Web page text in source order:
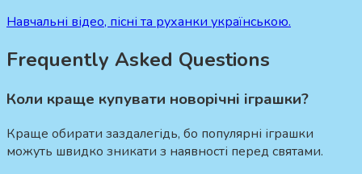
Навчальні відео, пісні та руханки українською.
Frequently Asked Questions
Коли краще купувати новорічні іграшки?
Краще обирати заздалегідь, бо популярні іграшки
можуть швидко зникати з наявності перед святами.